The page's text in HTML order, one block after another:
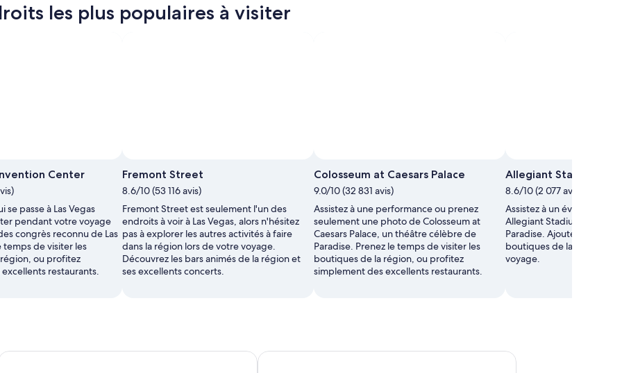
les plus populaires à visiter
Center
se passe à Las Vegas
pendant votre voyage
congrès reconnu de Las
temps de visiter les
ou profitez
restaurants.
droits
prise
par Diana
Hontiveros
Fremont Street
8.6/10 (53 116 avis)
Fremont Street est seulement l'un des
endroits à voir à Las Vegas, alors n'hésitez
pas à explorer les autres activités à faire
dans la région lors de votre voyage.
Découvrez les bars animés de la région et
ses excellents concerts.
Photo
libre
de
droits
prise
par Laura
Colosseum at Caesars Palace
9.0/10 (32 831 avis)
Assistez à une performance ou prenez
seulement une photo de Colosseum at
Caesars Palace, un théâtre célèbre de
Paradise. Prenez le temps de visiter les
boutiques de la région, ou profitez
simplement des excellents restaurants.
Allegiant Stadium
8.6/10 (2 077 avis)
Assistez à un événement
Allegiant Stadium lors de
Paradise. Ajoutez les
boutiques de la région à
voyage.
Madame Tussauds Las Vegas Billets pour le pont panoramique de la Tour Eiffel à Las Vegas